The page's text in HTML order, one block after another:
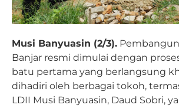
Musi Banyuasin (2/3).
Banjar resmi dimulai dengan
batu pertama yang berlangsung
dihadiri oleh berbagai tokoh,
LDII Musi Banyuasin, Daud Sobri,